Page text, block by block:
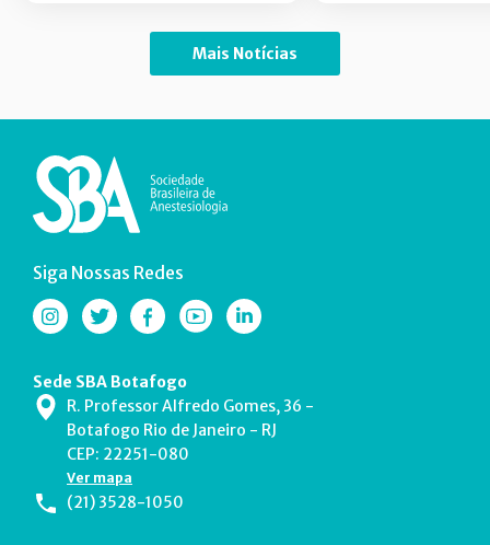
Mais Notícias
Siga Nossas Redes
Sede SBA Botafogo
R. Professor Alfredo Gomes, 36 -
Botafogo Rio de Janeiro - RJ
CEP: 22251-080
Ver mapa
(21) 3528-1050